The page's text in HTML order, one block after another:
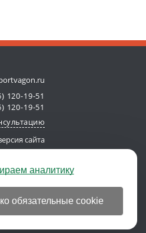
120-19-51
120-19-51
сайта
аналитику
обязательные cookie